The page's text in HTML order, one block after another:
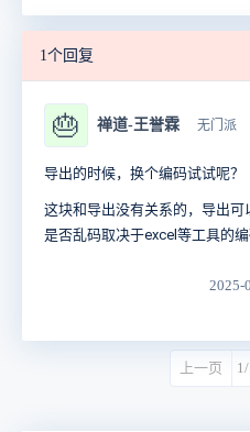
1个回复
🎂 禅道-王誉霖 无门派
导出的时候，换个编码试试呢？
这块和导出没有关系的，导出
是否乱码取决于excel等工具的编
2025-
上一页